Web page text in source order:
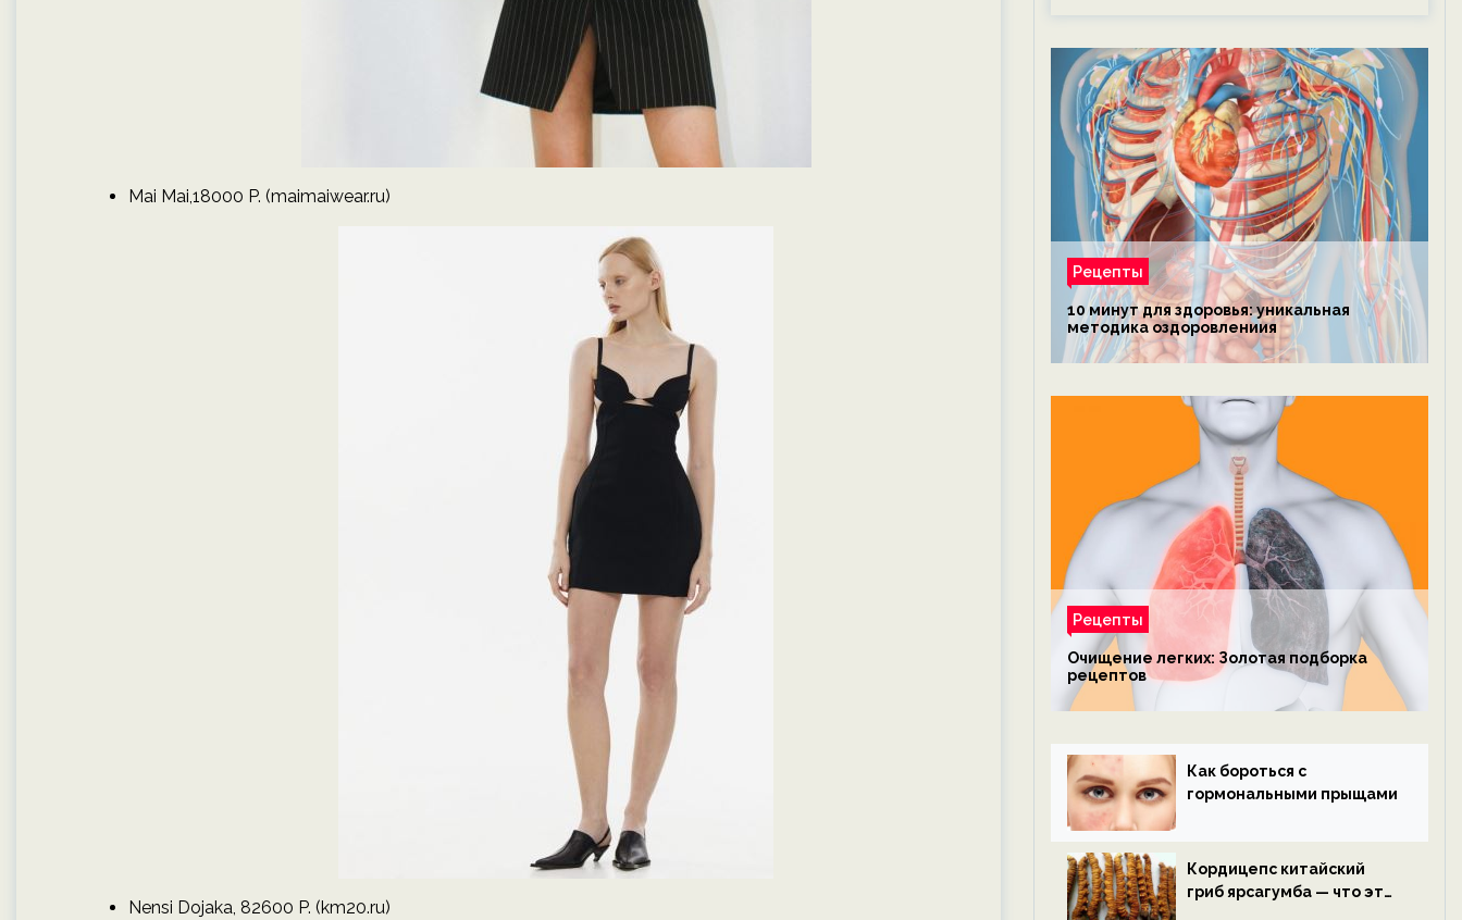
Mai Mai,18000 P. (maimaiwear.ru)
Nensi Dojaka, 82600 P. (km20.ru)
Рецепты
10 минут для здоровья: уникальная
методика оздоровлениия
Рецепты
Очищение легких: Золотая подборка
рецептов
Как бороться с
гормональными прыщами
Кордицепс китайский
гриб ярсагумба — что это